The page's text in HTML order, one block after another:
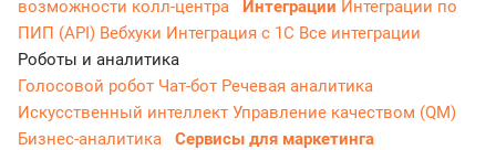
возможности колл-центра Интеграции Интеграции по
ПИП (API) Вебхуки Интеграция с 1С Все интеграции
Роботы и аналитика
Голосовой робот Чат-бот Речевая аналитика
Искусственный интеллект Управление качеством (QM)
Бизнес-аналитика
Сервисы для маркетинга